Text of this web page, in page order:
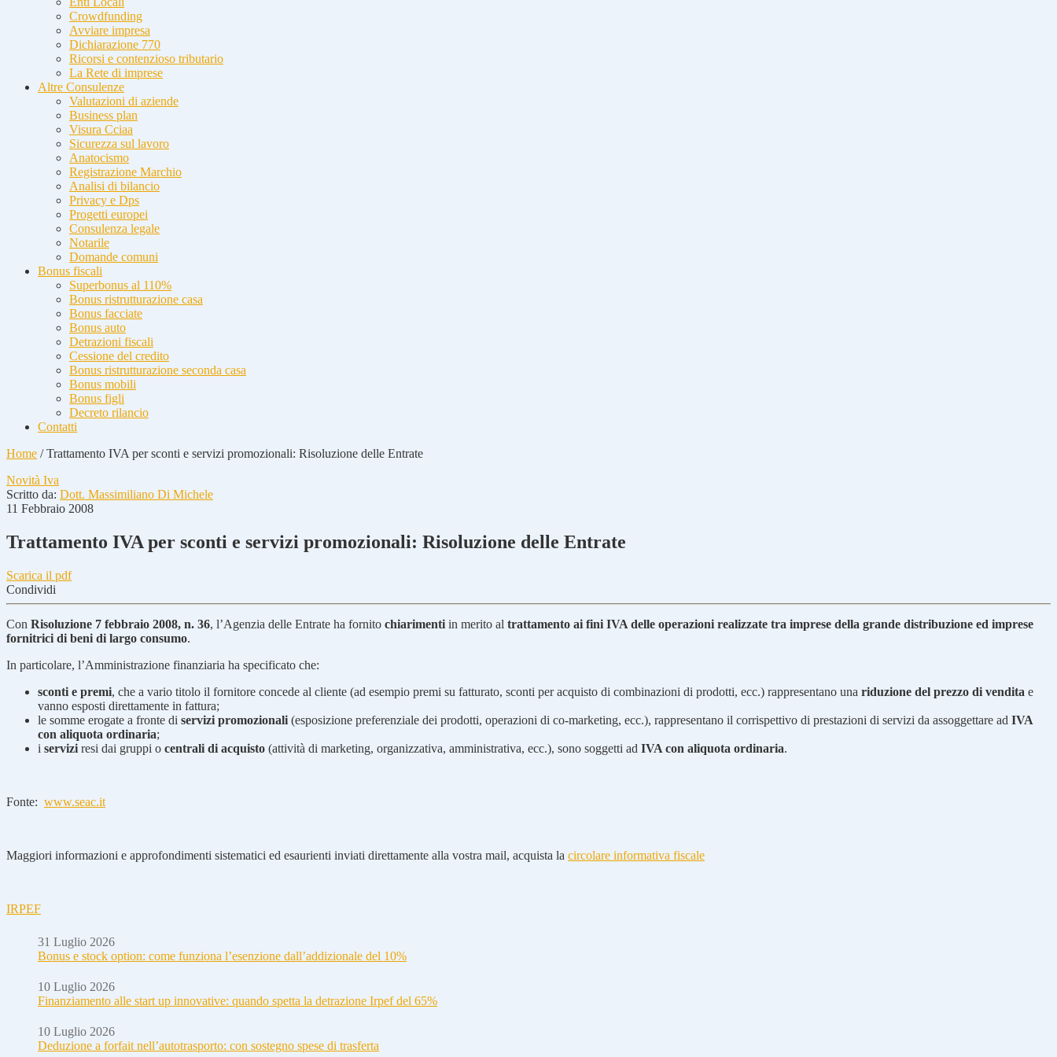
Crowdfunding
Avviare impresa
Dichiarazione 770
Ricorsi e contenzioso tributario
La Rete di imprese
Altre Consulenze
Valutazioni di aziende
Business plan
Visura Cciaa
Sicurezza sul lavoro
Anatocismo
Registrazione Marchio
Analisi di bilancio
Privacy e Dps
Progetti europei
Consulenza legale
Notarile
Domande comuni
Bonus fiscali
Superbonus al 110%
Bonus ristrutturazione casa
Bonus facciate
Bonus auto
Detrazioni fiscali
Cessione del credito
Bonus ristrutturazione seconda casa
Bonus mobili
Bonus figli
Decreto rilancio
Contatti
Home /Trattamento IVA per sconti e servizi promozionali: Risoluzione delle Entrate
Novità Iva
Scritto da: Dott. Massimiliano Di Michele
11 Febbraio 2008
Trattamento IVA per sconti e servizi promozionali: Risoluzione delle Entrate
Scarica il pdf
Condividi
Con Risoluzione 7 febbraio 2008, n. 36, l’Agenzia delle Entrate ha fornito chiarimenti in merito al trattamento ai fini IVA delle operazioni realizzate tra imprese della grande distribuzione ed imprese
fornitrici di beni di largo consumo.
In particolare, l’Amministrazione finanziaria ha specificato che:
sconti e premi, che a vario titolo il fornitore concede al cliente (ad esempio premi su fatturato, sconti per acquisto di combinazioni di prodotti, ecc.) rappresentano una riduzione del prezzo di vendita e
vanno esposti direttamente in fattura;
le somme erogate a fronte di servizi promozionali (esposizione preferenziale dei prodotti, operazioni di co-marketing, ecc.), rappresentano il corrispettivo di prestazioni di servizi da assoggettare ad IVA
con aliquota ordinaria;
i servizi resi dai gruppi o centrali di acquisto (attività di marketing, organizzativa, amministrativa, ecc.), sono soggetti ad IVA con aliquota ordinaria.
Fonte: www.seac.it
Maggiori informazioni e approfondimenti sistematici ed esaurienti inviati direttamente alla vostra mail, acquista la circolare informativa fiscale
IRPEF
31 Luglio 2026
Bonus e stock option: come funziona l’esenzione dall’addizionale del 10%
10 Luglio 2026
Finanziamento alle start up innovative: quando spetta la detrazione Irpef del 65%
10 Luglio 2026
Deduzione a forfait nell’autotrasporto: con sostegno spese di trasferta